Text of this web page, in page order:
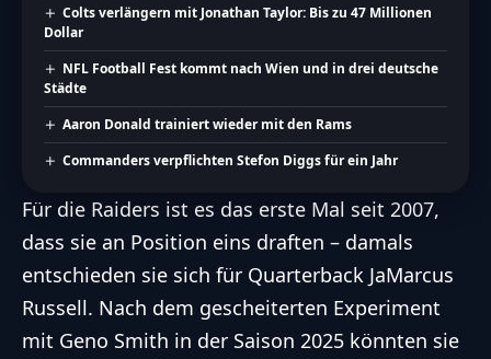
Colts verlängern mit Jonathan Taylor: Bis zu 47 Millionen
Dollar
NFL Football Fest kommt nach Wien und in drei deutsche
Städte
Aaron Donald trainiert wieder mit den Rams
Commanders verpflichten Stefon Diggs für ein Jahr
Für die Raiders ist es das erste Mal seit 2007,
dass sie an Position eins draften – damals
entschieden sie sich für Quarterback JaMarcus
Russell. Nach dem gescheiterten Experiment
mit Geno Smith in der Saison 2025 könnten sie